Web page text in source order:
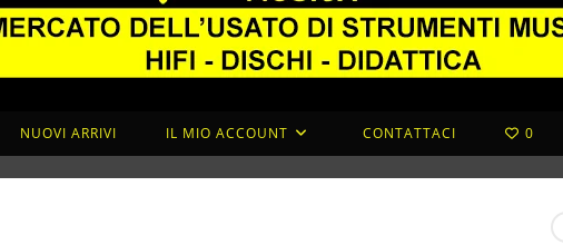
NUOVI ARRIVI IL MIO ACCOUNT CONTATTACI 0